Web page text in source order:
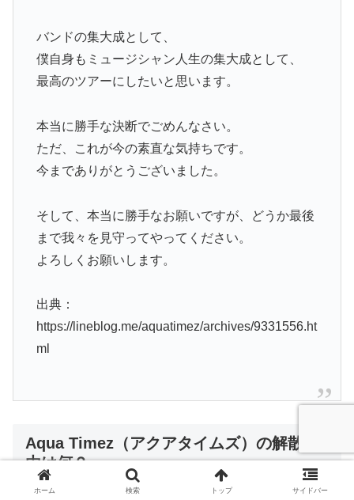
バンドの集大成として、
僕自身もミュージシャン人生の集大成として、
最高のツアーにしたいと思います。
本当に勝手な決断でごめんなさい。
ただ、これが今の素直な気持ちです。
今までありがとうございました。
そして、本当に勝手なお願いですが、どうか最後
まで我々を見守ってやってください。
よろしくお願いします。
出典：
https://lineblog.me/aquatimez/archives/9331556.ht
ml
Aqua Timez（アクアタイムズ）の解散理
由は何？
ホーム 検索 トップ サイドバー